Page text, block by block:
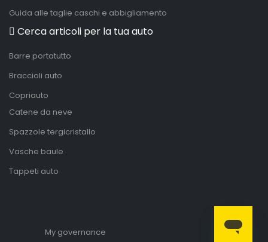
Guida alle taglie caschi e abbigliamento
Cerca articoli per la tua auto
Barre portatutto
Braccioli auto
Copriauto
Catene da neve
Spazzole tergicristallo
Vasche baule
Tappeti auto
My governance